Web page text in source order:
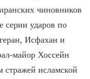
чиновников
серии ударов по
Исфахан и
майор Хоссейн
исламской